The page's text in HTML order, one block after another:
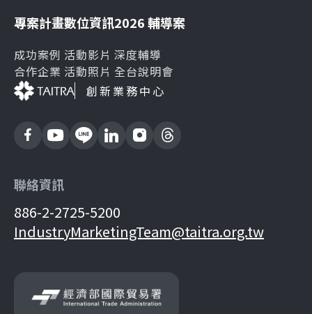
專案計畫
成功案例
合作企業
數位資訊
活動影片
活動照片
2026 輔導案
深度輔導
全台說明會
創新業務中心
聯絡資訊
886-2-2725-5200
IndustryMarketingTeam@taitra.org.tw